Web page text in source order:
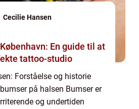
Cecilie Hansen
En guide til at
tattoo-studio
Forståelse og historie
på halsen Bumser er
og undertiden